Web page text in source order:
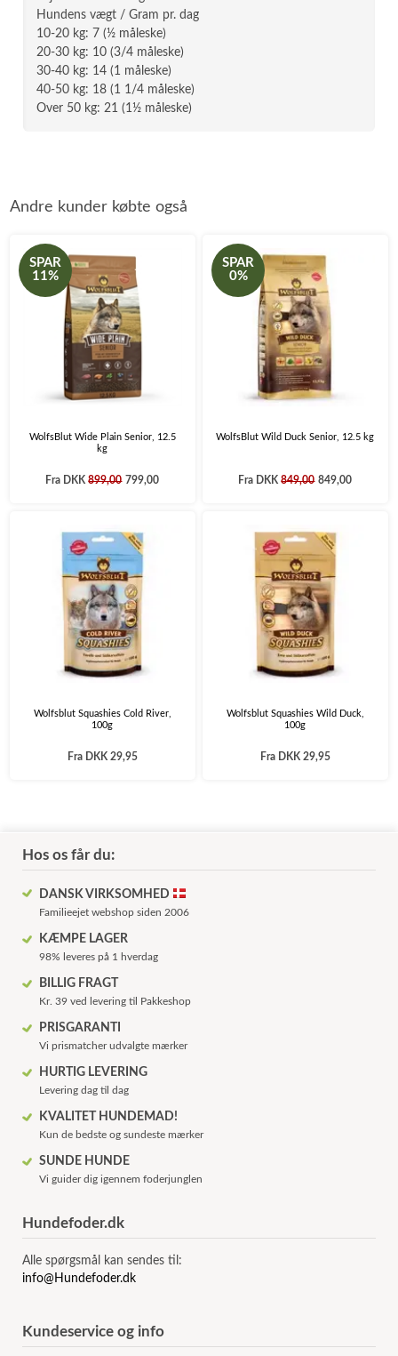
Hundens vægt / Gram pr. dag
10-20 kg: 7 (½ måleske)
20-30 kg: 10 (3/4 måleske)
30-40 kg: 14 (1 måleske)
40-50 kg: 18 (1 1/4 måleske)
Over 50 kg: 21 (1½ måleske)
Andre kunder købte også
SPAR
11%
WolfsBlut Wide Plain Senior, 12.5
kg
Fra DKK899,00 799,00
SPAR
0%
WolfsBlut Wild Duck Senior, 12.5 kg
Fra DKK849,00 849,00
Wolfsblut Squashies Cold River,
100g
Fra DKK 29,95
Wolfsblut Squashies Wild Duck,
100g
Fra DKK 29,95
Hos os får du:
DANSK VIRKSOMHED
Familieejet webshop siden 2006
KÆMPE LAGER
98% leveres på 1 hverdag
BILLIG FRAGT
Kr. 39 ved levering til Pakkeshop
PRISGARANTI
Vi prismatcher udvalgte mærker
HURTIG LEVERING
Levering dag til dag
KVALITET HUNDEMAD!
Kun de bedste og sundeste mærker
SUNDE HUNDE
Vi guider dig igennem foderjunglen
Hundefoder.dk
Alle spørgsmål kan sendes til:
info@Hundefoder.dk
Kundeservice og info